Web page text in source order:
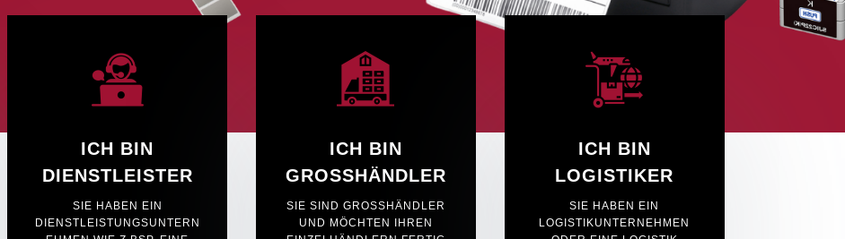
ICH BIN
DIENSTLEISTER
SIE HABEN EIN
DIENSTLEISTUNGSUNTERN
ICH BIN
GROSSHÄNDLER
SIE SIND GROSSHÄNDLER U
ND MÖCHTEN IHREN E
ICH BIN
LOGISTIKER
SIE HABEN EIN
LOGISTIKUNTERNEHMEN